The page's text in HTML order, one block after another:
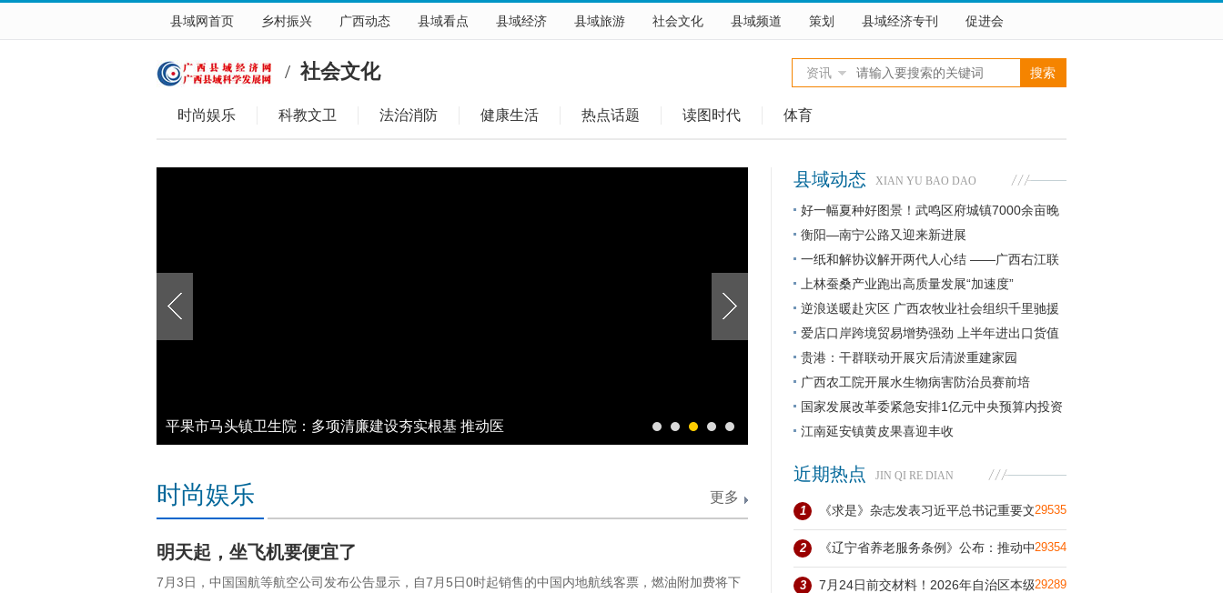
县域网首页 乡村振兴 广西动态 县域看点 县域经济 县域旅游 社会文化 县域频道 策划 县域经济专刊 促进会
/ 社会文化 资讯
时尚娱乐 科教文卫 法治消防 健康生活 热点话题 读图时代 体育
平果市马头镇：“银龄健康守护”行动 为老年人筑牢
时尚娱乐 更多
明天起，坐飞机要便宜了
7月3日，中国国航等航空公司发布公告显示，自7月5日0时起销售的中国内地航线客票，燃油附加费将下
县域动态 XIAN YU BAO DAO
好一幅夏种好图景！武鸣区府城镇7000余亩晚
稻插秧忙
衡阳—南宁公路又迎来新进展
一纸和解协议解开两代人心结 ——广西右江联
动云南富宁
上林蚕桑产业跑出高质量发展“加速度”
逆浪送暖赴灾区 广西农牧业社会组织千里驰援
护民生
爱店口岸跨境贸易增势强劲 上半年进出口货值
同比增长6
贵港：干群联动开展灾后清淤重建家园
广西农工院开展水生物病害防治员赛前培
国家发展改革委紧急安排1亿元中央预算内投资
支持广西台
江南延安镇黄皮果喜迎丰收
近期热点 JIN QI RE DIAN
1 《求是》杂志发表习近平总书记重要文29535
2 《辽宁省养老服务条例》公布：推动中29354
3 7月24日前交材料！2026年自治区本级工29289